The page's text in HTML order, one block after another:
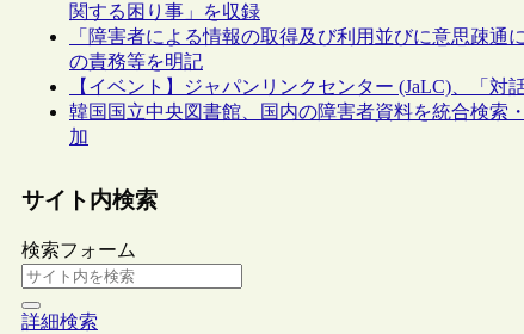
関する困り事」を収録
「障害者による情報の取得及び利用並びに意思疎
の責務等を明記
【イベント】ジャパンリンクセンター (JaLC)、「対
韓国国立中央図書館、国内の障害者資料を統合検索
加
サイト内検索
検索フォーム
詳細検索